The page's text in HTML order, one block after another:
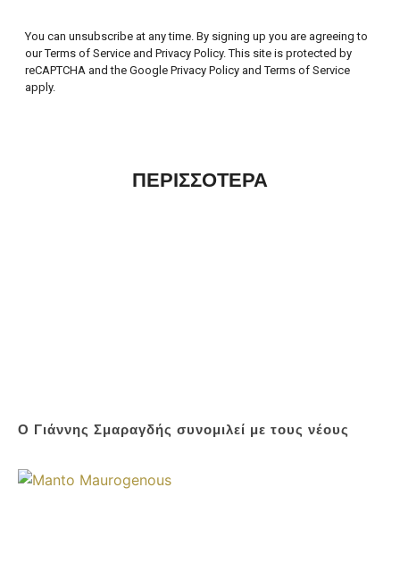
You can unsubscribe at any time. By signing up you are agreeing to
our Terms of Service and Privacy Policy. This site is protected by
reCAPTCHA and the Google Privacy Policy and Terms of Service
apply.
ΠΕΡΙΣΣΟΤΕΡΑ
O Γιάννης Σμαραγδής συνομιλεί με τους νέους